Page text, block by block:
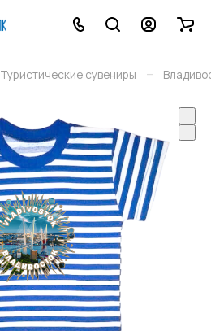
Туристические сувениры –